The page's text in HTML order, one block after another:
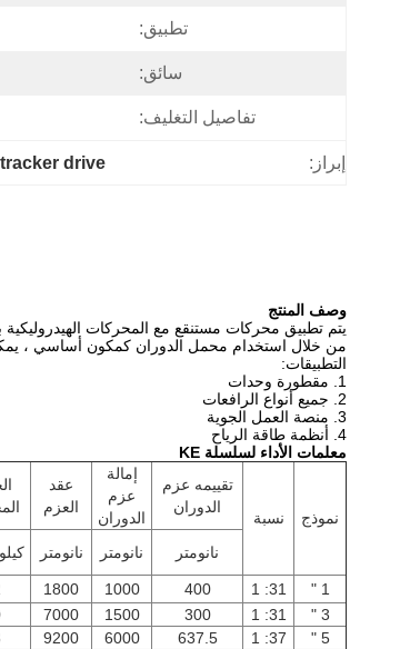
تطبيق:
سائق:
تفاصيل التغليف:
إبراز: drive
وصف المنتج
يتم تطبيق محركات مستنقع مع المحركات الهيدروليكية
من خلال استخدام محمل الدوران كمكون أساسي ،
التطبيقات:
1. مقطورة وحدات
2. جميع أنواع الرافعات
3. منصة العمل الجوية
4. أنظمة طاقة الرياح
معلمات الأداء لسلسلة KE
نموذج نسبة
تقييمه عزم
الدوران
إمالة
عزم
الدوران
عقد
العزم
نانومتر نانومتر نانومتر
1 "
31: 1
400
1000
1800
3 "
31: 1
300
1500
7000
5 "
37: 1
637.5
6000
9200